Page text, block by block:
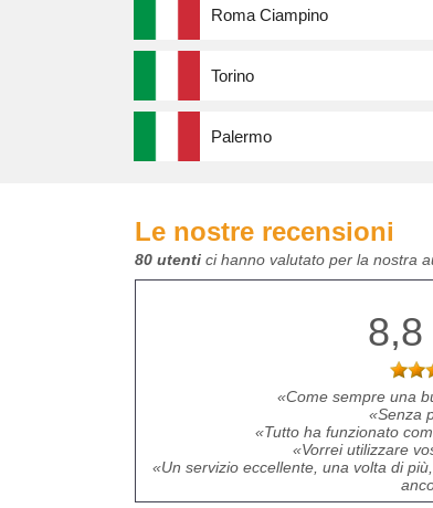
Roma Ciampino
Torino
Palermo
Le nostre recensioni
80 utenti ci hanno valutato per la nostra
8,8
Come sempre una
Senza
Tutto ha funzionato
Vorrei utilizzare
Un servizio eccellente, una volta di